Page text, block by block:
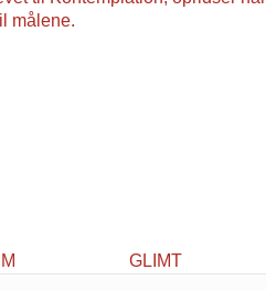
GLIMT